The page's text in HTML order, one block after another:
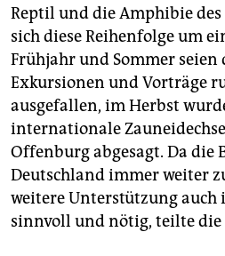
Reptil und die Amphibie des
sich diese Reihenfolge um
Frühjahr und Sommer seien
Exkursionen und Vorträge
ausgefallen, im Herbst
internationale
Offenburg abgesagt. Da die
Deutschland immer weiter
weitere Unterstützung auch
sinnvoll und nötig, teilte die